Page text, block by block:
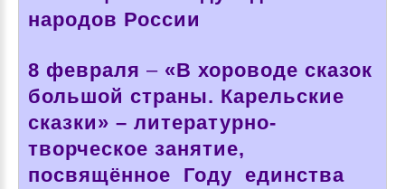
народов России
8 февраля – «В хороводе сказок
большой страны. Карельские
сказки» – литературно-
творческое занятие,
посвящённое Году единства